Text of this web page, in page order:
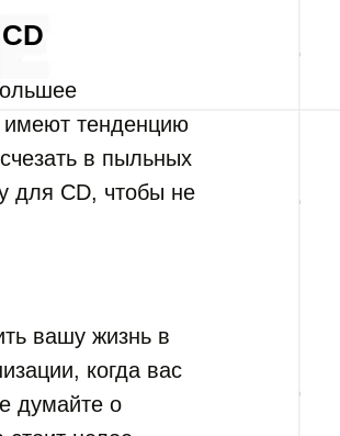
имеют тенденцию
в пыльных
для CD, чтобы не
вашу жизнь в
когда вас
думайте о